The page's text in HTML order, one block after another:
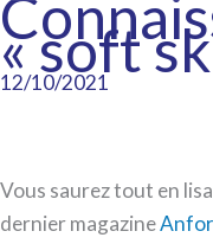
« soft
12/10/2021
Vous saurez tout en
dernier magazine